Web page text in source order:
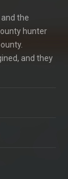
the
hunter
and they